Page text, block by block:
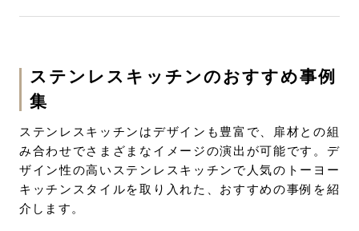
ステンレスキッチンのおすすめ事例
集
ステンレスキッチンはデザインも豊富で、扉材との組
み合わせでさまざまなイメージの演出が可能です。デ
ザイン性の高いステンレスキッチンで人気のトーヨー
キッチンスタイルを取り入れた、おすすめの事例を紹
介します。